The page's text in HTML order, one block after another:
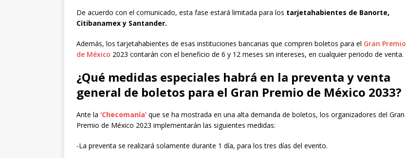
De acuerdo con el comunicado, esta fase estará limitada para los tarjetahabientes de Banorte,
Citibanamex y Santander.
Además, los tarjetahabientes de esas instituciones bancarias que compren boletos para el Gran Premio
de México 2023 contarán con el beneficio de 6 y 12 meses sin intereses, en cualquier periodo de venta.
¿Qué medidas especiales habrá en la preventa y venta
general de boletos para el Gran Premio de México 2033?
Ante la ‘Checomanía’ que se ha mostrada en una alta demanda de boletos, los organizadores del Gran
Premio de México 2023 implementarán las siguientes medidas:
-La preventa se realizará solamente durante 1 día, para los tres días del evento.